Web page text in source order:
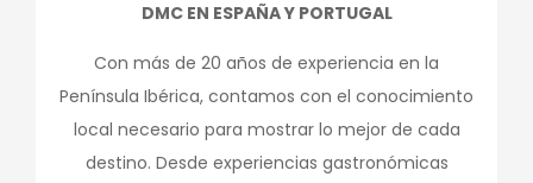
DMC EN ESPAÑA Y PORTUGAL
Con más de 20 años de experiencia en la
Península Ibérica, contamos con el conocimiento
local necesario para mostrar lo mejor de cada
destino. Desde experiencias gastronómicas